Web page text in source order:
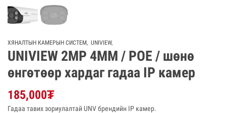
ХЯНАЛТЫН КАМЕРЫН СИСТЕМ, UNIVIEW,
UNIVIEW 2MP 4MM / POE / шөнө
өнгөтөөр хардаг гадаа IP камер
185,000₮
Гадаа тавих зориулалтай UNV брендийн IP камер.